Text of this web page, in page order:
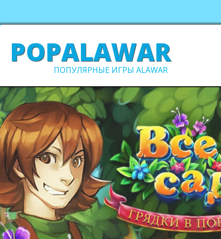
POPALAWAR
ПОПУЛЯРНЫЕ ИГРЫ ALAWAR